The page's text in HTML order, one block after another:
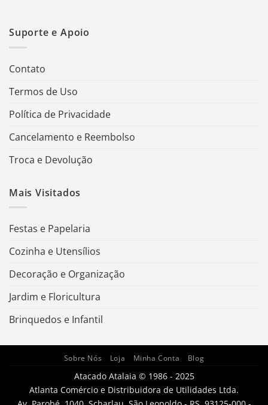
Suporte e Apoio
Contato
Termos de Uso
Política de Privacidade
Cancelamento e Reembolso
Troca e Devolução
Mais Visitados
Festas e Papelaria
Cozinha e Utensílios
Decoração e Organização
Jardim e Floricultura
Brinquedos e Infantil
Sobre Nós Loja Minha Conta Blog
Atacado Atalaia © 1986 - 2025
Atlanta Comércio e Distribuidora de Utilidades Ltda.